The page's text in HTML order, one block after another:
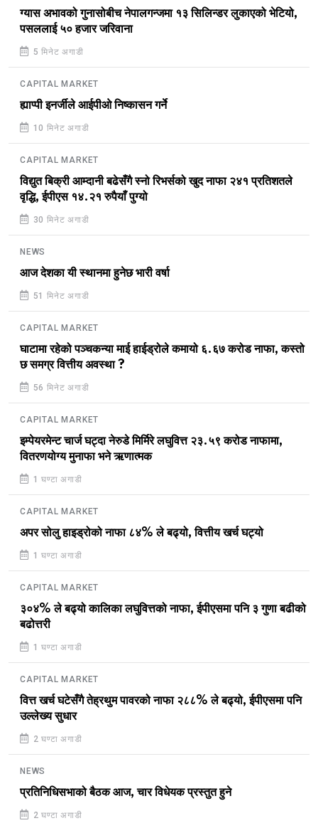
ग्यास अभावको गुनासोबीच नेपालगन्जमा १३ सिलिन्डर लुकाएको भेटियो,
पसललाई ५० हजार जरिवाना
5 मिनेट अगाडी
CAPITAL MARKET
ह्याप्पी इनर्जीले आईपीओ निष्कासन गर्ने
10 मिनेट अगाडी
CAPITAL MARKET
विद्युत बिक्री आम्दानी बढेसँगै स्नो रिभर्सको खुद नाफा २४१ प्रतिशतले
वृद्धि, ईपीएस १४.२१ रुपैयाँ पुग्यो
30 मिनेट अगाडी
NEWS
आज देशका यी स्थानमा हुनेछ भारी वर्षा
51 मिनेट अगाडी
CAPITAL MARKET
घाटामा रहेको पञ्चकन्या माई हाईड्रोले कमायो ६.६७ करोड नाफा, कस्तो
छ समग्र वित्तीय अवस्था ?
56 मिनेट अगाडी
CAPITAL MARKET
इम्पेयरमेन्ट चार्ज घट्दा नेरुडे मिर्मिरे लघुवित्त २३.५९ करोड नाफामा,
वितरणयोग्य मुनाफा भने ऋणात्मक
1 घण्टा अगाडी
CAPITAL MARKET
अपर सोलु हाइड्रोको नाफा ८४% ले बढ्यो, वित्तीय खर्च घट्यो
1 घण्टा अगाडी
CAPITAL MARKET
३०४% ले बढ्यो कालिका लघुवित्तको नाफा, ईपीएसमा पनि ३ गुणा बढीको
बढोत्तरी
1 घण्टा अगाडी
CAPITAL MARKET
वित्त खर्च घटेसँगै तेह्रथुम पावरको नाफा २८८% ले बढ्यो, ईपीएसमा पनि
उल्लेख्य सुधार
2 घण्टा अगाडी
NEWS
प्रतिनिधिसभाको बैठक आज, चार विधेयक प्रस्तुत हुने
2 घण्टा अगाडी